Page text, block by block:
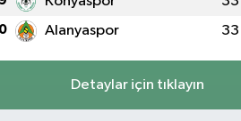
Alanyaspor 33
Detaylar için tıklayın